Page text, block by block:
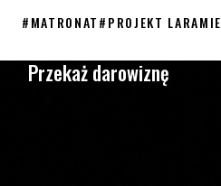
#MATRONAT#PROJEKT LARAMIE
Przekaż darowiznę